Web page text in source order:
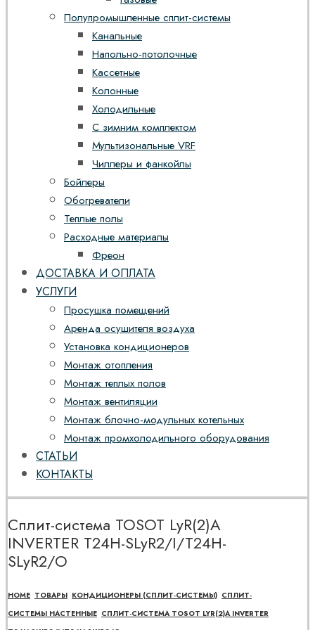
Полупромышленные сплит-системы
Канальные
Напольно-потолочные
Кассетные
Колонные
Холодильные
С зимним комплектом
Мультизональные VRF
Чиллеры и фанкойлы
Бойлеры
Обогреватели
Теплые полы
Расходные материалы
Фреон
ДОСТАВКА И ОПЛАТА
УСЛУГИ
Просушка помещений
Аренда осушителя воздуха
Установка кондиционеров
Монтаж отопления
Монтаж теплых полов
Монтаж вентиляции
Монтаж блочно-модульных котельных
Монтаж промхолодильного оборудования
СТАТЬИ
КОНТАКТЫ
Сплит-система TOSOT LyR(2)A
INVERTER T24H-SLyR2/I/T24H-
SLyR2/O
HOME ТОВАРЫ КОНДИЦИОНЕРЫ (СПЛИТ-СИСТЕМЫ) СПЛИТ-
СИСТЕМЫ НАСТЕННЫЕ СПЛИТ-СИСТЕМА TOSOT LYR(2)A INVERTER